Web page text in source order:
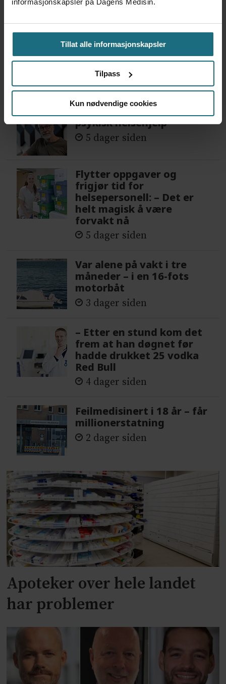
Tillat alle informasjonskapsler
Tilpass
Kun nødvendige cookies
POLITIKK OG ØKONOMI NYHETER
Mest lest siste syv dager:
Vi trenger en grunnlov for
psykisk helsehjelp
5 dager siden
Flytter oppgaver og
frigjør tid for
helsepersonell: – Det er
helt magisk å være
forvakt nå
5 dager siden
Var alene på vakt i tre
måneder – i en 16-fots
motorbåt
3 dager siden
– Etter en stund kom det
frem at han døgnet før
hadde drukket 25 vodka
Red Bull
4 dager siden
Feilmedisinert i 18 år – får
millionerstatning
2 dager siden
Apoteker over hele landet
har problemer